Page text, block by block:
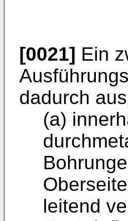
[0021] Ein
dadurch
(a)
leitend